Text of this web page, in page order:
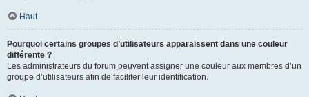
Haut
Pourquoi certains groupes d’utilisateurs apparaissent dans une couleur
différente ?
Les administrateurs du forum peuvent assigner une couleur aux membres d’un
groupe d’utilisateurs afin de faciliter leur identification.